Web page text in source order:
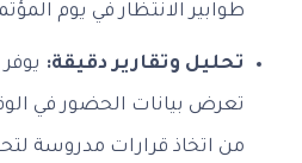
طوابير الانتظار في يوم
تحليل وتقارير دقيقة:
تعرض بيانات الحضور في
من اتخاذ قرارات مدروسة